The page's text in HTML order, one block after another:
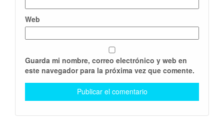
Web
Guarda mi nombre, correo electrónico y web en
este navegador para la próxima vez que comente.